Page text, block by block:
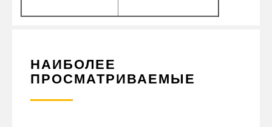
НАИБОЛЕЕ
ПРОСМАТРИВАЕМЫЕ